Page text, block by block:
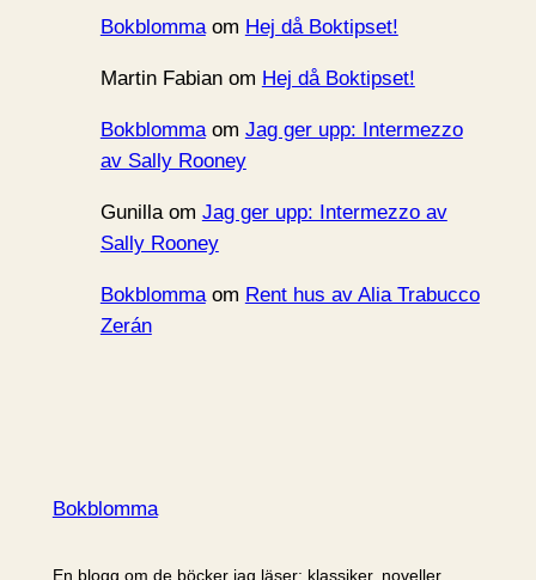
Bokblommaom Hej då Boktipset!
Martin Fabianom Hej då Boktipset!
Bokblommaom Jag ger upp: Intermezzo
av Sally Rooney
Gunillaom Jag ger upp: Intermezzo av
Sally Rooney
Bokblommaom Rent hus av Alia Trabucco
Zerán
Bokblomma
En blogg om de böcker jag läser: klassiker, noveller,